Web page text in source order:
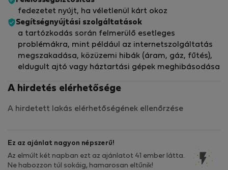
fedezetet nyújt, ha véletlenül kárt okoz
Segítségnyújtási szolgáltatások
a tartózkodás során felmerülő esetleges
problémákra, mint például az internetszolgáltatás
megszakadása, közüzemi hibák (áram, gáz, fűtés),
eldugult ajtó vagy háztartási gépek meghibásodása
A hirdetés elérhetősége
A hirdetett lakás elérhetőségének ellenőrzése
Ez az ajánlat nagyon népszerű!
Az elmúlt két napban ezt az ajánlatot 41 ember látta.
Ne habozzon túl sokáig, hamarosan eltűnik!